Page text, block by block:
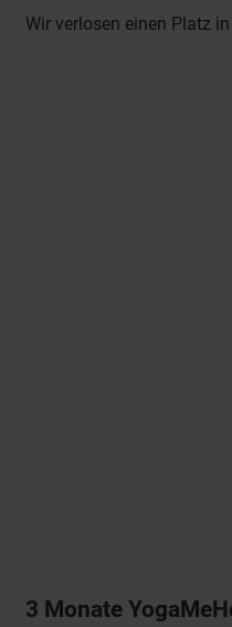
Wir verlosen einen Platz
3 Monate